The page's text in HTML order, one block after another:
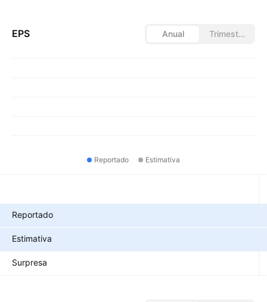
EPS Anual Trimestral
Reportado Estimativa
Reportado
Estimativa
Surpresa